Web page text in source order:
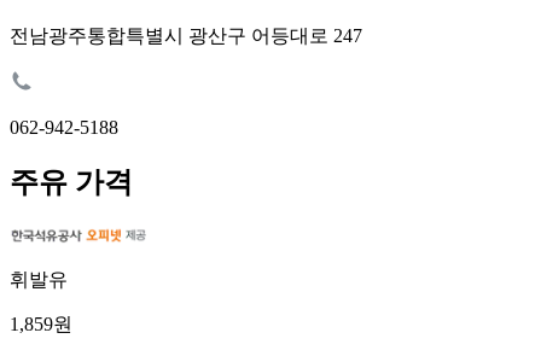
전남광주통합특별시 광산구 어등대로 247
062-942-5188
주유 가격
휘발유
1,859원